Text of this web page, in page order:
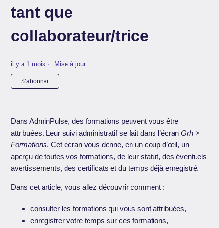
tant que
collaborateur/trice
il y a 1 mois Mise à jour
S’abonner
Dans AdminPulse, des formations peuvent vous être
attribuées. Leur suivi administratif se fait dans l’écranGrh >
Formations. Cet écran vous donne, en un coup d’œil, un
aperçu de toutes vos formations, de leur statut, des éventuels
avertissements, des certificats et du temps déjà enregistré.
Dans cet article, vous allez découvrir comment :
consulter les formations qui vous sont attribuées,
enregistrer votre temps sur ces formations,